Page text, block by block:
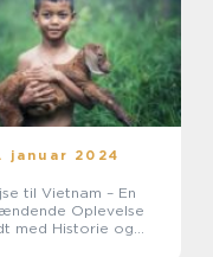
januar 2024
til Vietnam – En
Oplevelse
med Historie og